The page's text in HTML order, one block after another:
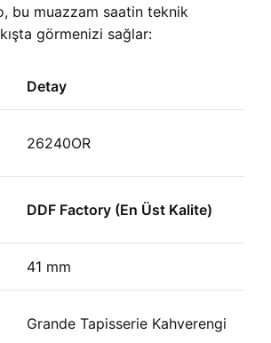
bu muazzam saatin teknik
görmenizi sağlar:
Detay
26240OR
DDF Factory (En Üst Kalite)
41 mm
Grande Tapisserie Kahverengi